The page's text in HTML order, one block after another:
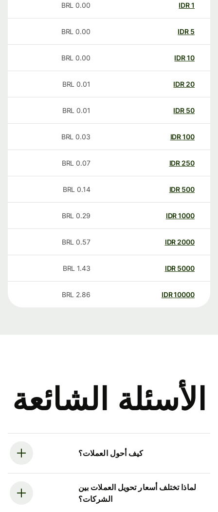
IDR
0.00
BRL
IDR
0.00
BRL
IDR
0.00
BRL
20
IDR
0.01
BRL
50
IDR
0.01
BRL
100
IDR
0.03
BRL
250
IDR
0.07
BRL
500
IDR
0.14
BRL
1000
IDR
0.29
BRL
2000
IDR
0.57
BRL
5000
IDR
1.43
BRL
10000
IDR
2.86
BRL
الأسئلة الشائعة
كيف أحول العملات؟
لماذا تختلف أسعار تحويل العملات بين
الشركات؟